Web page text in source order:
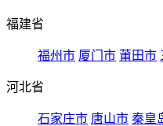
福建省
福州市 厦门市 莆田市
河北省
石家庄市 唐山市 秦皇